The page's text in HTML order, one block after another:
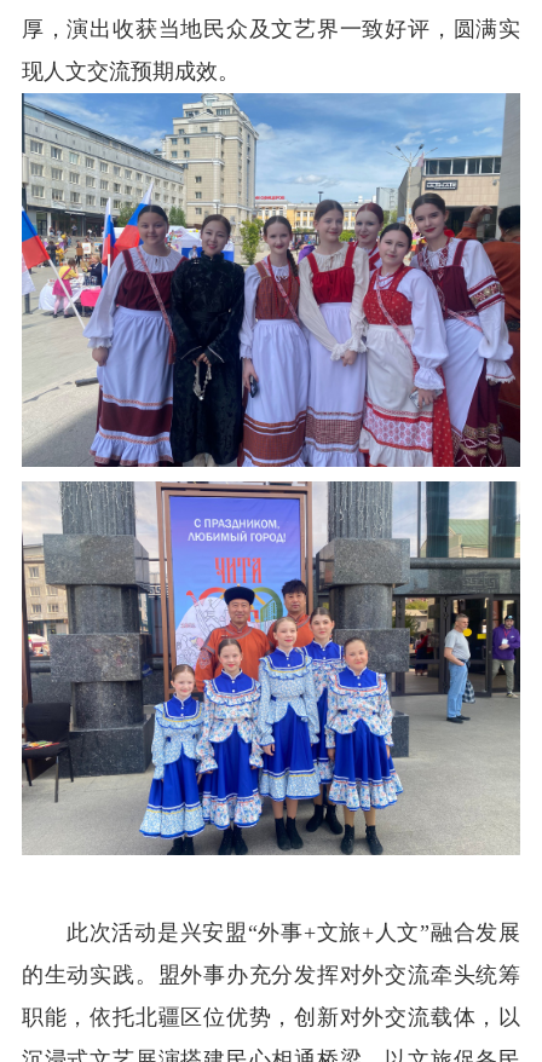
厚，演出收获当地民众及文艺界一致好评，圆满实
现人文交流预期成效。
此次活动是兴安盟“外事+文旅+人文”融合发展
的生动实践。盟外事办充分发挥对外交流牵头统筹
职能，依托北疆区位优势，创新对外交流载体，以